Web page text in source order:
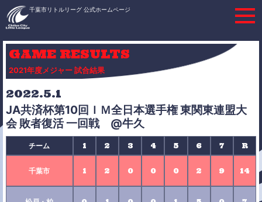
千葉市リトルリーグ 公式ホームページ
GAME RESULTS
2021年度メジャー 試合結果
2022.5.1
JA共済杯第10回ＩＭ全日本選手権 東関東連盟大
会 敗者復活 一回戦 @牛久
チーム 1 2 3 4 5 6 7 R
千葉市 1 2 0 0 0 2 9 14